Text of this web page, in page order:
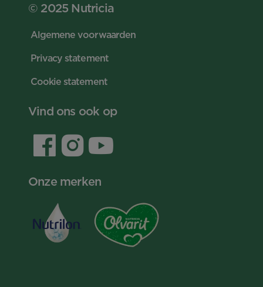
© 2025 Nutricia
Algemene voorwaarden
Privacy statement
Cookie statement
Vind ons ook op
Onze merken